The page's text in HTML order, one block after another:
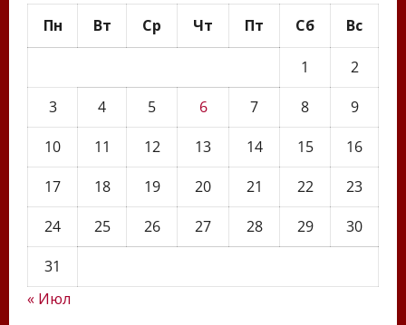
Пн Вт Ср Чт Пт Сб Вс
1
2
3
4 5 6 7 8
9
10
11 12 13 14 15
16
17
18 19 20 21 22
23
24
25 26 27 28 29
30
31
« Июл